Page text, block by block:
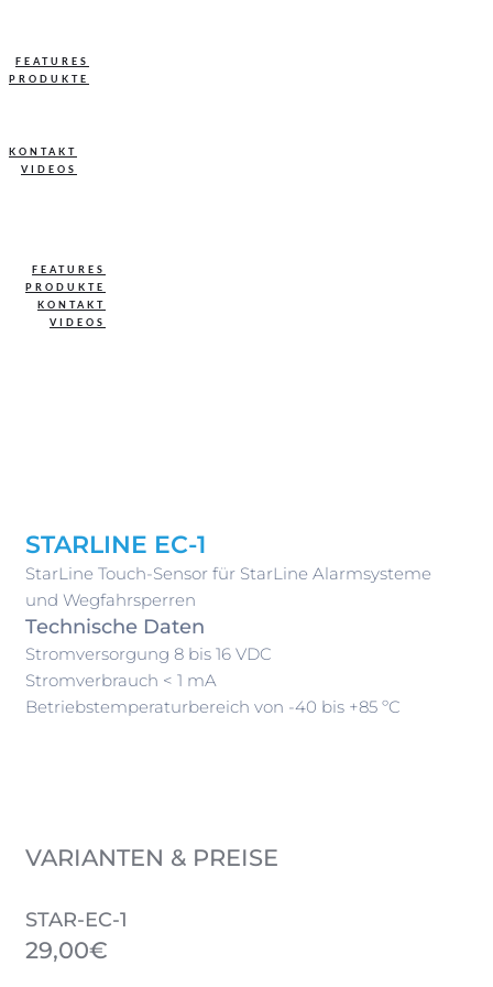
FEATURES
PRODUKTE
KONTAKT
VIDEOS
FEATURES
PRODUKTE
KONTAKT
VIDEOS
STARLINE EC-1
StarLine Touch-Sensor für StarLine Alarmsysteme
und Wegfahrsperren
Technische Daten
Stromversorgung 8 bis 16 VDC
Stromverbrauch < 1 mA
Betriebstemperaturbereich von -40 bis +85 ºC
VARIANTEN & PREISE
STAR-EC-1
29,00€